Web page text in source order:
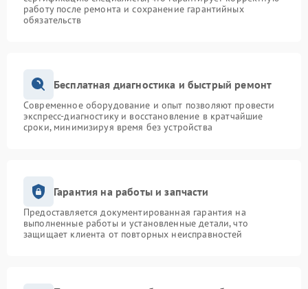
работу после ремонта и сохранение гарантийных
обязательств
Бесплатная диагностика и быстрый ремонт
Современное оборудование и опыт позволяют провести
экспресс-диагностику и восстановление в кратчайшие
сроки, минимизируя время без устройства
Гарантия на работы и запчасти
Предоставляется документированная гарантия на
выполненные работы и установленные детали, что
защищает клиента от повторных неисправностей